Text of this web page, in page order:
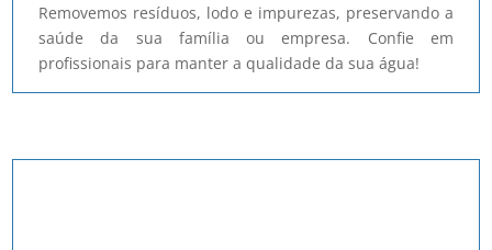
Removemos resíduos, lodo e impurezas, preservando a
saúde da sua família ou empresa. Confie em
profissionais para manter a qualidade da sua água!